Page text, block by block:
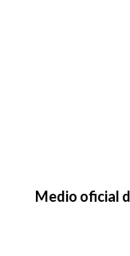
Medio oficial